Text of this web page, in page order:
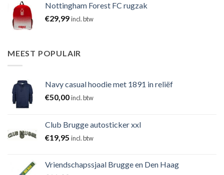
Nottingham Forest FC rugzak
€29,99incl. btw
MEEST POPULAIR
Navy casual hoodie met 1891 in reliëf
€50,00incl. btw
Club Brugge autosticker xxl
€19,95 incl. btw
Vriendschapssjaal Brugge en Den Haag